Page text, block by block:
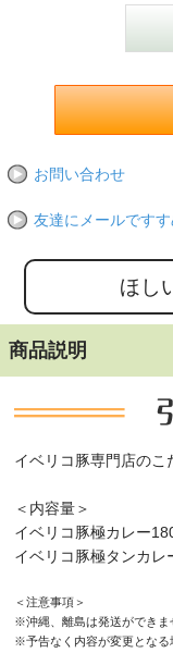
お問い合わせ
友達にメールですす
商品説明
イベリコ豚専門店のこ
＜内容量＞
イベリコ豚極カレー
イベリコ豚極タンカレ
＜注意事項＞
※沖縄、離島は発送ができま
※予告なく内容が変更となる